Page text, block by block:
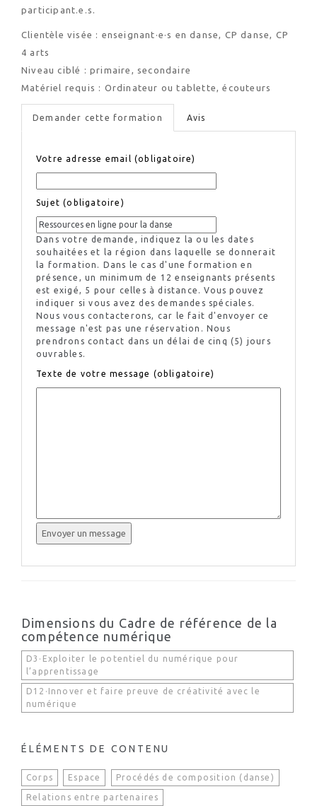
participant.e.s.
Clientèle visée : enseignant·e·s en danse, CP danse, CP
4 arts
Niveau ciblé : primaire, secondaire
Matériel requis : Ordinateur ou tablette, écouteurs
Demander cette formation Avis
Votre adresse email (obligatoire)
Sujet (obligatoire)
Dans votre demande, indiquez la ou les dates
souhaitées et la région dans laquelle se donnerait
la formation. Dans le cas d'une formation en
présence, un minimum de 12 enseignants présents
est exigé, 5 pour celles à distance. Vous pouvez
indiquer si vous avez des demandes spéciales.
Nous vous contacterons, car le fait d'envoyer ce
message n'est pas une réservation. Nous
prendrons contact dans un délai de cinq (5) jours
ouvrables.
Texte de votre message (obligatoire)
Dimensions du Cadre de référence de la
compétence numérique
D3·Exploiter le potentiel du numérique pour
l’apprentissage
D12·Innover et faire preuve de créativité avec le
numérique
ÉLÉMENTS DE CONTENU
Corps Espace Procédés de composition (danse)
Relations entre partenaires